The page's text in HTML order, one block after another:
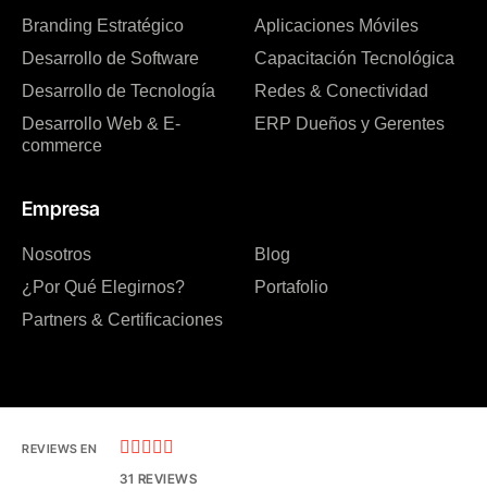
Branding Estratégico
Desarrollo de Software
Desarrollo de Tecnología
Desarrollo Web & E-
commerce
Aplicaciones Móviles
Capacitación Tecnológica
Redes & Conectividad
ERP Dueños y Gerentes
Empresa
Nosotros
¿Por Qué Elegirnos?
Partners & Certificaciones
Blog
Portafolio
REVIEWS EN     
31 REVIEWS